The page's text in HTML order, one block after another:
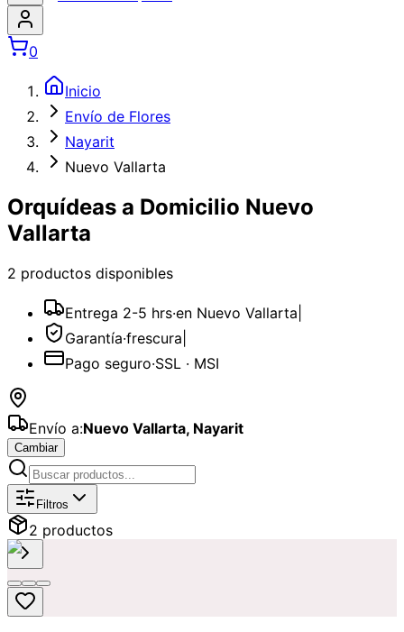
0
Inicio
Envío de Flores
Nayarit
Nuevo Vallarta
Orquídeas a Domicilio Nuevo
Vallarta
2 productos disponibles
Entrega 2-5 hrs·en Nuevo Vallarta
Garantía·frescura
Pago seguro·SSL · MSI
Envío a:Nuevo Vallarta, Nayarit
Cambiar
Catálogo deOrquídeas
Filtros
2 productos